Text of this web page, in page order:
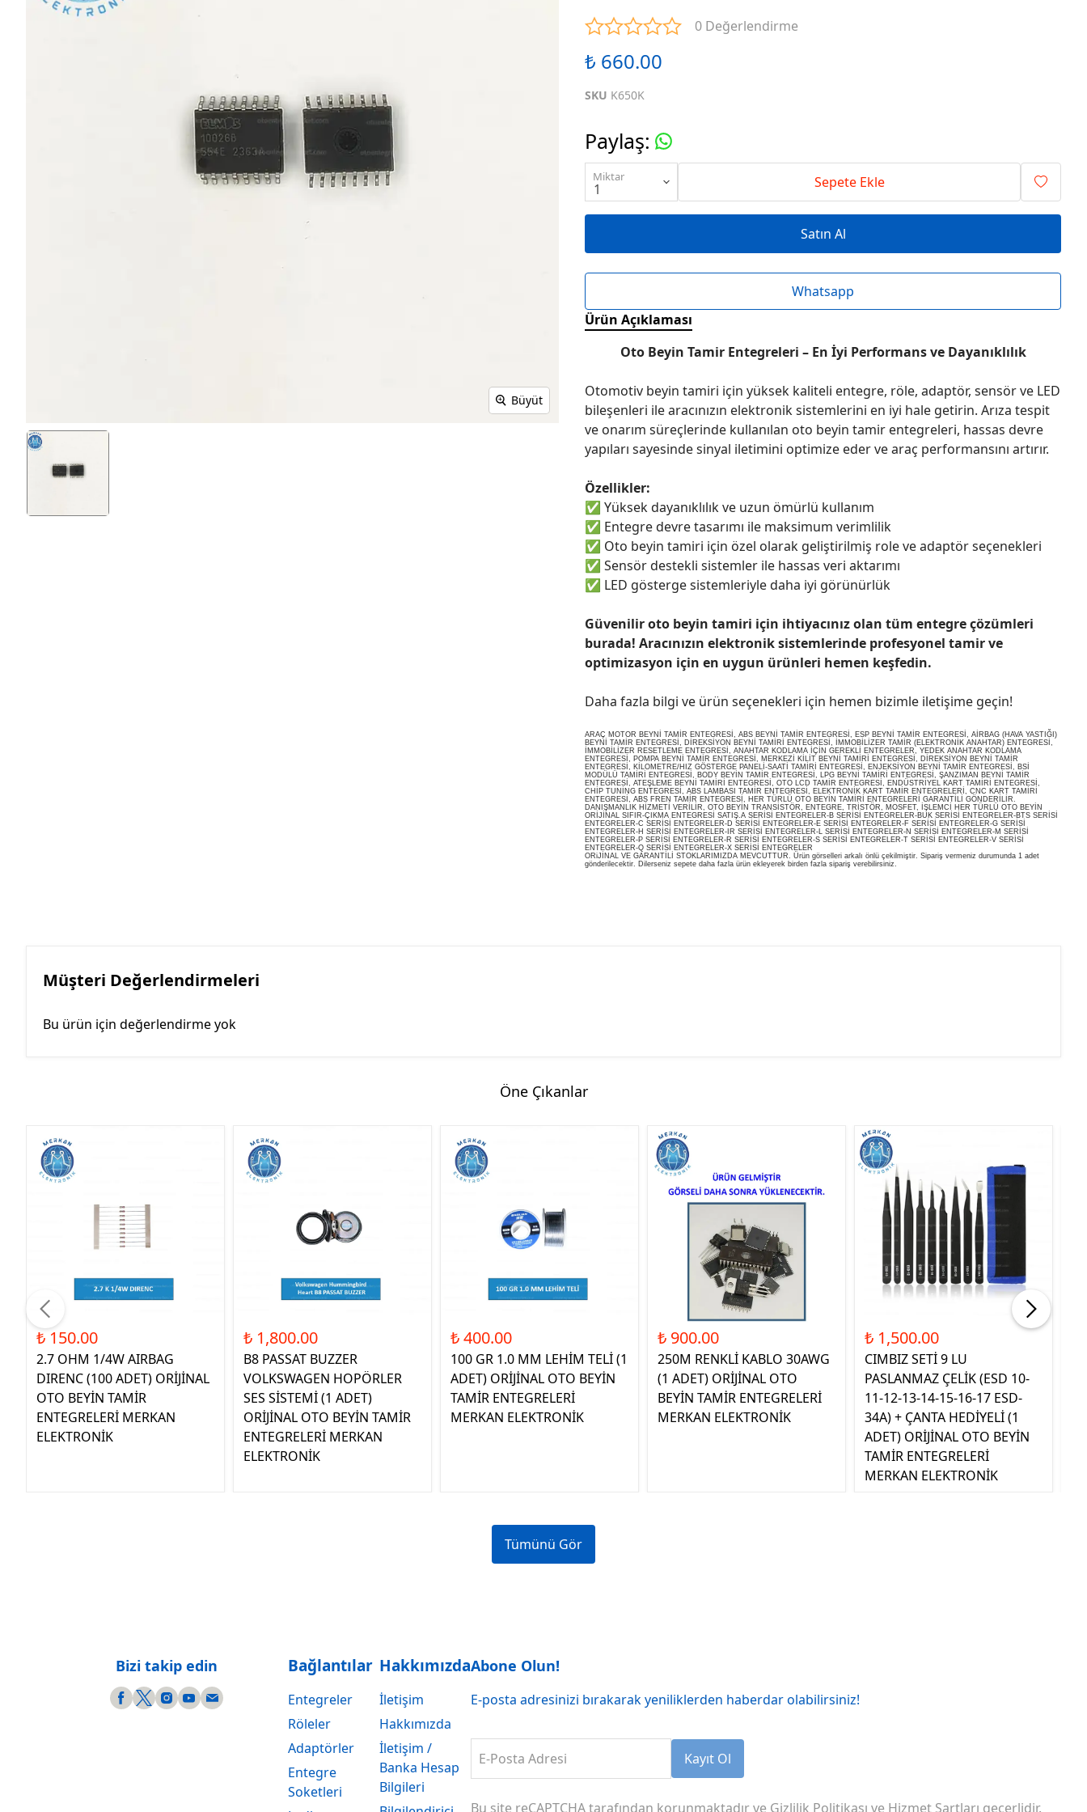
R SERİSİ ENTEGRELER
U SERİSİ ENTEGRELER
Z SERİSİ ENTEGRELER KARIŞIK SERİ ENTEGRELER
Büyüt
0 Değerlendirme
₺ 660.00
SKU K650K
Paylaş:
Miktar Sepete Ekle
Satın Al
Whatsapp
Ürün Açıklaması
Oto Beyin Tamir Entegreleri – En İyi Performans ve Dayanıklılık
Otomotiv beyin tamiri için yüksek kaliteli entegre, röle, adaptör, sensör ve LED
bileşenleri ile aracınızın elektronik sistemlerini en iyi hale getirin. Arıza tespit
ve onarım süreçlerinde kullanılan oto beyin tamir entegreleri, hassas devre
yapıları sayesinde sinyal iletimini optimize eder ve araç performansını artırır.
Özellikler:
✅ Yüksek dayanıklılık ve uzun ömürlü kullanım
✅ Entegre devre tasarımı ile maksimum verimlilik
✅ Oto beyin tamiri için özel olarak geliştirilmiş role ve adaptör seçenekleri
✅ Sensör destekli sistemler ile hassas veri aktarımı
✅ LED gösterge sistemleriyle daha iyi görünürlük
Güvenilir oto beyin tamiri için ihtiyacınız olan tüm entegre çözümleri
burada! Aracınızın elektronik sistemlerinde profesyonel tamir ve
optimizasyon için en uygun ürünleri hemen keşfedin.
Daha fazla bilgi ve ürün seçenekleri için hemen bizimle iletişime geçin!
ARAÇ MOTOR BEYNİ TAMİR ENTEGRESİ, ABS BEYNİ TAMİR ENTEGRESİ, ESP BEYNİ TAMİR ENTEGRESİ, AİRBAG (HAVA YASTIĞI)
BEYNİ TAMİR ENTEGRESİ, DİREKSİYON BEYNİ TAMİRİ ENTEGRESİ, İMMOBİLİZER TAMİR (ELEKTRONİK ANAHTAR) ENTEGRESİ,
İMMOBİLİZER RESETLEME ENTEGRESİ, ANAHTAR KODLAMA İÇİN GEREKLİ ENTEGRELER, YEDEK ANAHTAR KODLAMA
ENTEGRESİ, POMPA BEYNİ TAMİR ENTEGRESİ, MERKEZİ KİLİT BEYNİ TAMİRİ ENTEGRESİ, DİREKSİYON BEYNİ TAMİR
ENTEGRESİ, KİLOMETRE/HIZ GÖSTERGE PANELİ-SAATİ TAMİRİ ENTEGRESİ, ENJEKSİYON BEYNİ TAMİR ENTEGRESİ, BSİ
MODÜLÜ TAMİRİ ENTEGRESİ, BODY BEYİN TAMİR ENTEGRESİ, LPG BEYNİ TAMİRİ ENTEGRESİ, ŞANZIMAN BEYNİ TAMİR
ENTEGRESİ, ATEŞLEME BEYNİ TAMİRİ ENTEGRESİ, OTO LCD TAMİR ENTEGRESİ, ENDÜSTRİYEL KART TAMİRİ ENTEGRESİ,
CHİP TUNİNG ENTEGRESİ, ABS LAMBASI TAMİR ENTEGRESİ, ELEKTRONİK KART TAMİR ENTEGRELERİ, CNC KART TAMİRİ
ENTEGRESİ, ABS FREN TAMİR ENTEGRESİ, HER TÜRLÜ OTO BEYİN TAMİRİ ENTEGRELERİ GARANTİLİ GÖNDERİLİR.
DANIŞMANLIK HİZMETİ VERİLİR, OTO BEYİN TRANSİSTÖR, ENTEGRE, TRİSTÖR, MOSFET, İŞLEMCİ HER TÜRLÜ OTO BEYİN
ORİJİNAL SIFIR-ÇIKMA ENTEGRESİ SATIŞ.A SERİSİ ENTEGRELER-B SERİSİ ENTEGRELER-BUK SERİSİ ENTEGRELER-BTS SERİSİ
ENTEGRELER-C SERİSİ ENTEGRELER-D SERİSİ ENTEGRELER-E SERİSİ ENTEGRELER-F SERİSİ ENTEGRELER-G SERİSİ
ENTEGRELER-H SERİSİ ENTEGRELER-IR SERİSİ ENTEGRELER-L SERİSİ ENTEGRELER-N SERİSİ ENTEGRELER-M SERİSİ
ENTEGRELER-P SERİSİ ENTEGRELER-R SERİSİ ENTEGRELER-S SERİSİ ENTEGRELER-T SERİSİ ENTEGRELER-V SERİSİ
ENTEGRELER-Q SERİSİ ENTEGRELER-X SERİSİ ENTEGRELER
ORiJİNAL VE GARANTİLİ STOKLARIMIZDA MEVCUTTUR. Ürün görselleri arkalı önlü çekilmiştir. Sipariş vermeniz durumunda 1 adet
gönderilecektir. Dilerseniz sepete daha fazla ürün ekleyerek birden fazla sipariş verebilirsiniz.
Müşteri Değerlendirmeleri
Bu ürün için değerlendirme yok
Öne Çıkanlar
₺ 150.00
2.7 OHM 1/4W AIRBAG
DIRENC (100 ADET) ORİJİNAL
OTO BEYİN TAMİR
ENTEGRELERİ MERKAN
ELEKTRONİK
₺ 1,800.00
B8 PASSAT BUZZER
VOLKSWAGEN HOPÖRLER
SES SİSTEMİ (1 ADET)
ORİJİNAL OTO BEYİN TAMİR
ENTEGRELERİ MERKAN
ELEKTRONİK
₺ 400.00
100 GR 1.0 MM LEHİM TELİ (1
ADET) ORİJİNAL OTO BEYİN
TAMİR ENTEGRELERİ
MERKAN ELEKTRONİK
₺ 900.00
250M RENKLİ KABLO 30AWG
(1 ADET) ORİJİNAL OTO
BEYİN TAMİR ENTEGRELERİ
MERKAN ELEKTRONİK
₺ 1,500.00
CIMBIZ SETİ 9 LU
PASLANMAZ ÇELİK (ESD 10-
11-12-13-14-15-16-17 ESD-
34A) + ÇANTA HEDİYELİ (1
ADET) ORİJİNAL OTO BEYİN
TAMİR ENTEGRELERİ
MERKAN ELEKTRONİK
Tümünü Gör
Bizi takip edin Bağlantılar
Entegreler
Röleler
Adaptörler
Entegre
Soketleri
Hakkımızda
İletişim
Hakkımızda
İletişim /
Banka Hesap
Bilgileri
Abone Olun!
E-posta adresinizi bırakarak yeniliklerden haberdar olabilirsiniz!
E-Posta Adresi Kayıt Ol
Bu site reCAPTCHA tarafından korunmaktadır ve Gizlilik Politikası ve Hizmet Şartları geçerlidir.